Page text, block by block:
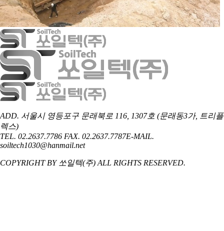
ADD. 서울시 영등포구 문래북로 116, 1307호 (문래동3가, 트리플
렉스)
TEL. 02.2637.7786 FAX. 02.2637.7787E-MAIL.
soiltech1030@hanmail.net
COPYRIGHT BY 쏘일텍(주) ALL RIGHTS RESERVED.